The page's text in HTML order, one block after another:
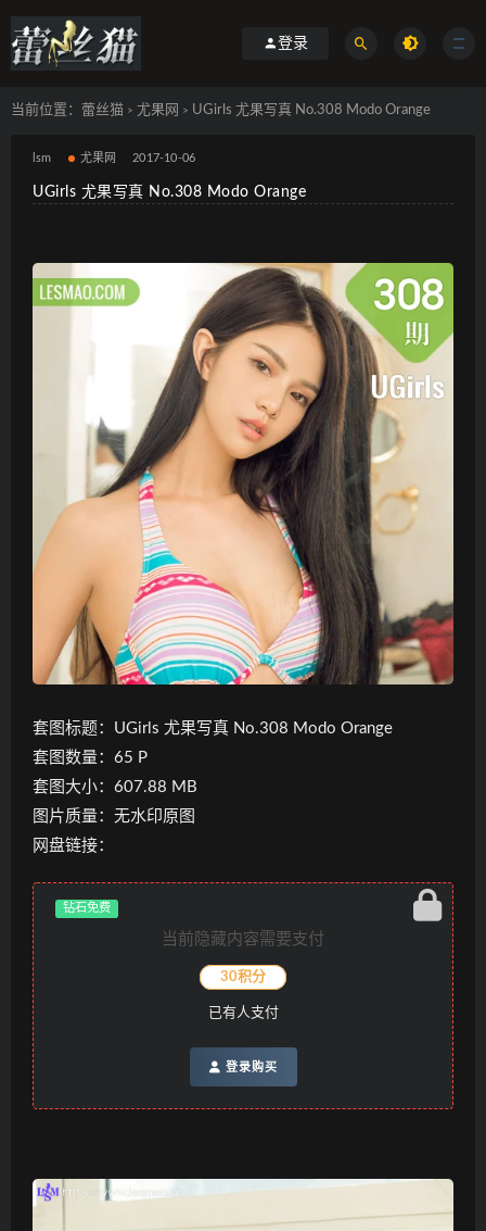
登录
当前位置： 蕾丝猫 > 尤果网 > UGirls 尤果写真 No.308 Modo Orange
lsm 尤果网 2017-10-06
UGirls 尤果写真 No.308 Modo Orange
套图标题：UGirls 尤果写真 No.308 Modo Orange
套图数量：65 P
套图大小：607.88 MB
图片质量：无水印原图
网盘链接：
钻石免费
当前隐藏内容需要支付
30积分
已有人支付
登录购买